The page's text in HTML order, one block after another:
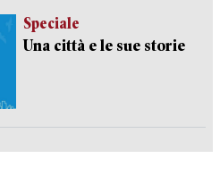
Speciale
Una città e le sue storie